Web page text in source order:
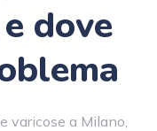
dove
varicose a Milano,